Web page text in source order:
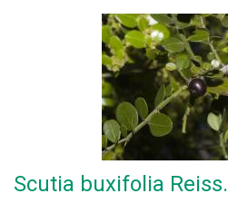
Scutia buxifolia Reiss.